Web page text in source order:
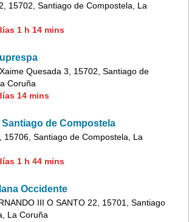
15702, Santiago de Compostela, La
1 h 14 mins
Quesada 3, 15702, Santiago de
Coruña
14 mins
Santiago de Compostela
15706, Santiago de Compostela, La
1 h 44 mins
Occidente
III O SANTO 22, 15701, Santiago
La Coruña